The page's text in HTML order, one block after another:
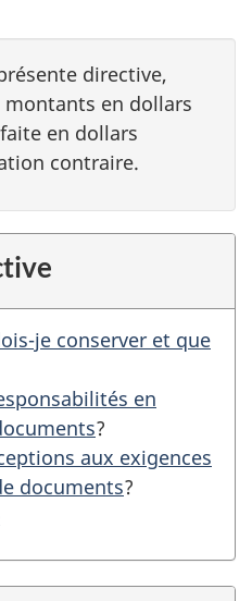
directive,
en dollars
en dollars
contraire.
je conserver et que
en
?
aux exigences
documents?